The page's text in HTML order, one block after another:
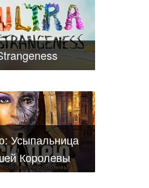
Усыпальница
Королевы